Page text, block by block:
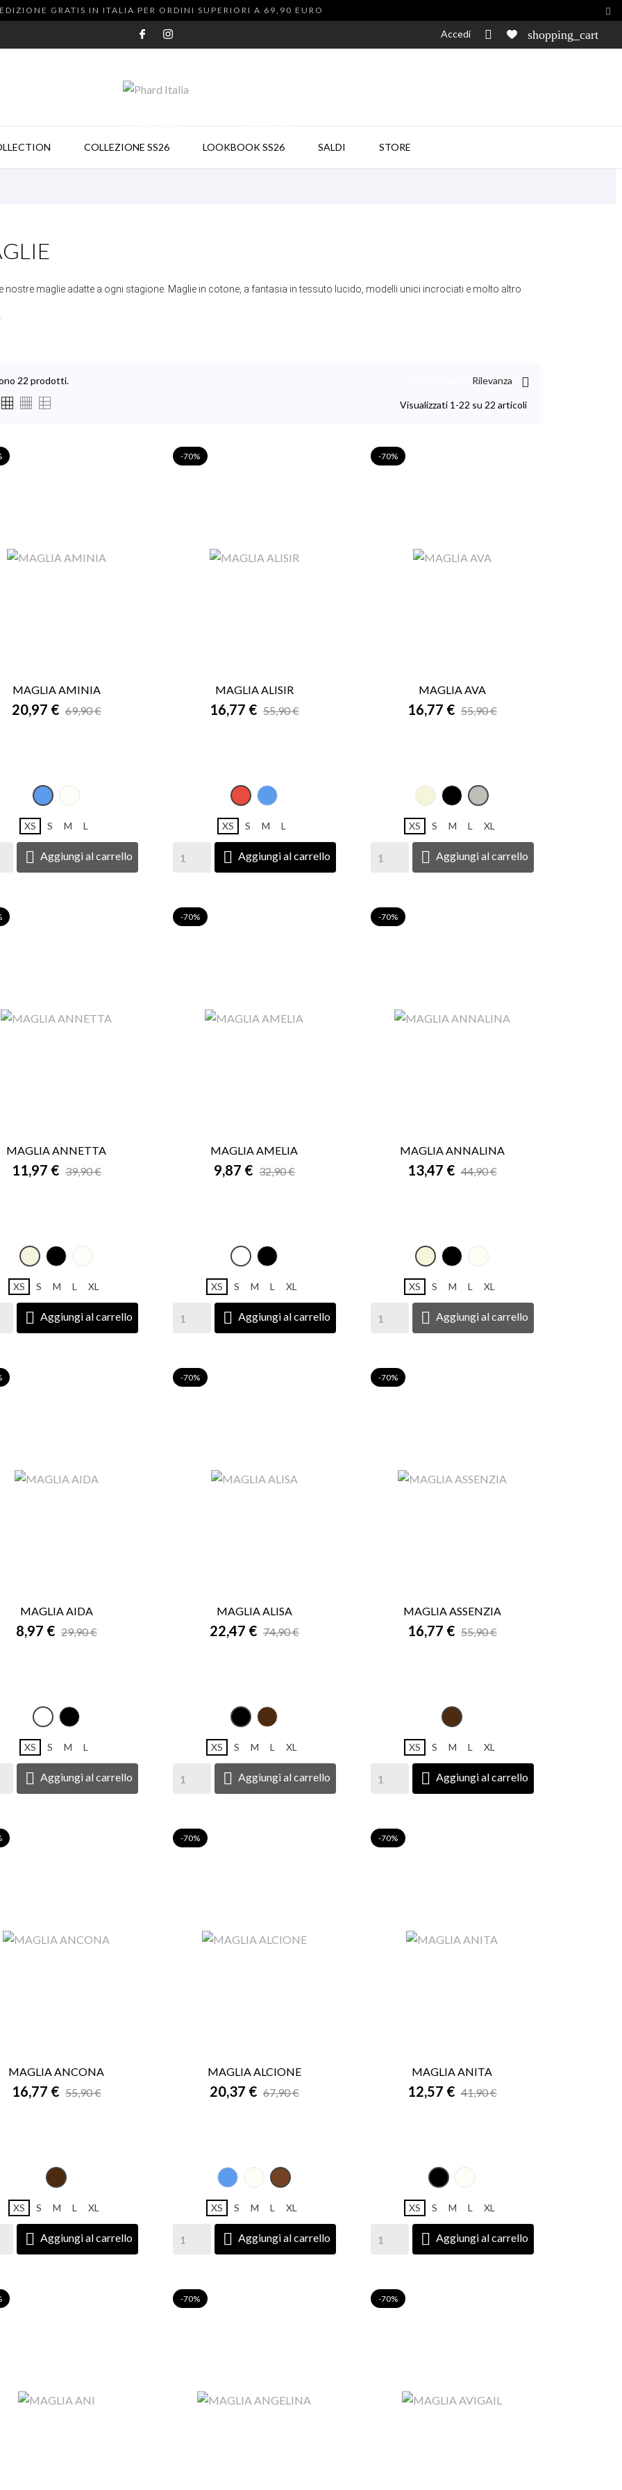
GRATIS IN ITALIA PER ORDINI SUPERIORI A 69,90 EURO 
Accedi  shopping_cart
COLLEZIONE SS26 LOOKBOOK SS26 SALDI STORE
nostre maglie adatte a ogni stagione. Maglie in cotone, a fantasia in tessuto lucido, modelli unici incrociati e molto altro
22 prodotti. Rilevanza 
Visualizzati 1-22 su 22 articoli
 ANTEPRIMA
MAGLIA AMINIA
20,97 € 69,90 €
Blu Panna
XS S M L
 Aggiungi al carrello
 ANTEPRIMA
-70%
MAGLIA ALISIR
16,77 € 55,90 €
RossoBlu
XS S M L
 Aggiungi al carrello
 ANTEPRIMA
-70%
MAGLIA AVA
16,77 € 55,90 €
BeigeNEROPANNA
XS S M L XL
 Aggiungi al carrello
 ANTEPRIMA
MAGLIA ANNETTA
11,97 € 39,90 €
BeigeNEROPanna
XS S M L XL
 Aggiungi al carrello
 ANTEPRIMA
-70%
MAGLIA AMELIA
9,87 € 32,90 €
BiancoNERO
XS S M L XL
 Aggiungi al carrello
 ANTEPRIMA
-70%
MAGLIA ANNALINA
13,47 € 44,90 €
BeigeNEROPanna
XS S M L XL
 Aggiungi al carrello
 ANTEPRIMA
MAGLIA AIDA
8,97 € 29,90 €
BiancoNERO
XS S M L
 Aggiungi al carrello
 ANTEPRIMA
-70%
MAGLIA ALISA
22,47 € 74,90 €
NEROMoro
XS S M L XL
 Aggiungi al carrello
 ANTEPRIMA
-70%
MAGLIA ASSENZIA
16,77 € 55,90 €
Moro
XS S M L XL
 Aggiungi al carrello
 ANTEPRIMA
MAGLIA ANCONA
16,77 € 55,90 €
Moro
XS S M L XL
 Aggiungi al carrello
 ANTEPRIMA
-70%
MAGLIA ALCIONE
20,37 € 67,90 €
Blu PannaFango
XS S M L XL
 Aggiungi al carrello
 ANTEPRIMA
-70%
MAGLIA ANITA
12,57 € 41,90 €
NEROPanna
XS S M L XL
 Aggiungi al carrello
-70% -70%